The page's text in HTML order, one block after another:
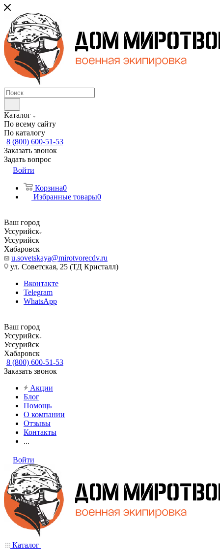
Каталог
По всему сайту
По каталогу
8 (800) 600-51-53
Заказать звонок
Задать вопрос
Войти
Корзина0
Избранные товары0
Ваш город
Уссурийск
Уссурийск
Хабаровск
u.sovetskaya@mirotvorecdv.ru
ул. Советская, 25 (ТД Кристалл)
Вконтакте
Telegram
WhatsApp
Ваш город
Уссурийск
Уссурийск
Хабаровск
8 (800) 600-51-53
Заказать звонок
Акции
Блог
Помощь
О компании
Отзывы
Контакты
...
Войти
Каталог